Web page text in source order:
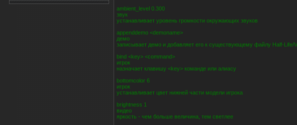
ambient_level 0.300
звук
устанавливает уровень громкости окружающих звуков
appenddemo <demoname>
демо
записывает демо и добавляет его к существующему файлу Half-Life/
bind <key> <command>
игрок
назначает клавишу <key> команде или алиасу
bottomcolor 6
игрок
устанавливает цвет нижней части модели игрока
brightness 1
видео
яркость - чем больше величина, тем светлее